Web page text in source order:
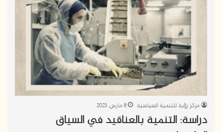
مركز رؤية للتنمية السياسية 8 مارس، 2023
دراسة: التنمية بالعناقيد في السياق